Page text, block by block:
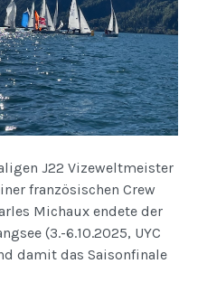
J22 Vizeweltmeister
französischen Crew
Michaux endete der
(3.-6.10.2025, UYC
damit das Saisonfinale